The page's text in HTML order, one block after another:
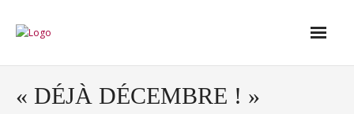
Accueil
« DÉJÀ DÉCEMBRE ! »